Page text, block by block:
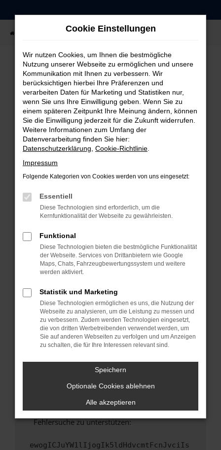
Zum
springen
Fahrzeugangebote Fahrzeug-Showroom
FEHLER: NETWORK ERROR
Beim Laden ist ein Fehler aufgetreten.
Hier sind ein paar Tipps, die dir helfen können:
Überprüfe deine Firewall und deine
Internetverbindung.
Suchmaschine?
Manche Erweiterungen, wie Werbeblocker,
können das Laden bestimmter Seiten
verhindern. Funktioniert die Seite in einem
Fenster?
Starte dein Gerät neu.
Das kann manchmal helfen, vorübergehende
Probleme zu beheben.
Stelle sicher, dass dein Browser und dein
Betriebssystem auf dem neuesten Stand
sind.
Veraltete Software birgt nicht nur ein
Sicherheitsrisiko, sondern kann auch dazu
führen, dass bestimmte Funktionen nicht mehr
Wende dich an den Webseitenbetreiber.
hast, kontaktiere uns bitte. Wir werden
versuchen, das Problem zu beheben. Du kannst
uns diesen Text schicken, um uns bei der
Fehlersuche zu unterstützen:
ewogICJuYW1lIjogIk5ldHdvcmtFcnJvciIs
Cookie Einstellungen
Wir nutzen Cookies, um Ihnen die bestmögliche
Nutzung unserer Webseite zu ermöglichen und unsere
Kommunikation mit Ihnen zu verbessern. Wir
berücksichtigen hierbei Ihre Präferenzen und
verarbeiten Daten für Marketing und Statistiken nur,
wenn Sie uns Ihre Einwilligung geben. Wenn Sie zu
einem späteren Zeitpunkt Ihre Meinung ändern, können
Sie die Einwilligung jederzeit für die Zukunft widerrufen.
Weitere Informationen zum Umfang der
Datenverarbeitung finden Sie hier:
Datenschutzerklärung Cookie-Richtlinie
Impressum
Folgende Kategorien von Cookies werden von uns eingesetzt:
Essentiell
Diese Technologien sind erforderlich, um die
Kernfunktionalität der Webseite zu gewährleisten.
Funktional
Diese Technologien bieten die bestmögliche Funktionalität
der Webseite. Services von Drittanbietern wie Google
Maps, Chats, Fahrzeugbewertungssystem und weitere
werden aktiviert.
Statistik und Marketing
Diese Technologien ermöglichen es uns, die Nutzung der
Webseite zu analysieren, um die Leistung zu messen und
zu verbessern. Zudem werden Technologien eingesetzt,
die von dritten Werbetreibenden verwendet werden, um
Sie auf anderen Webseiten zu verfolgen und um Anzeigen
zu schalten, die für Ihre Interessen relevant sind.
Speichern
Optionale Cookies ablehnen
Alle akzeptieren